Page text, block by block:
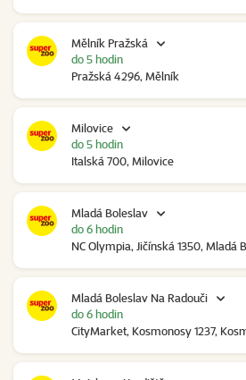
Mělník Pražská
Pražská 4296, Mělník
do 5 hodin
Milovice
Italská 700, Milovice
do 5 hodin
Mladá Boleslav
NC Olympia, Jičínská 1350, Mladá
do 6 hodin
Mladá Boleslav Na Radouči
CityMarket, Kosmonosy 1237,
do 6 hodin